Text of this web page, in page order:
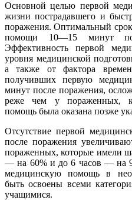
Основной целью первой
жизни пострадавшего и
поражения. Оптимальный
помощи 10—15 минут
Эффективность первой
уровня медицинской
а также от фактора
получивших первую
минут после поражения,
реже чем у пораженных,
помощь была оказана позже
Отсутствие первой
после поражения
пораженных, которые имели
— на 60% и до 6 часов — на
медицинскую помощь в
быть освоены всеми
учащимися.